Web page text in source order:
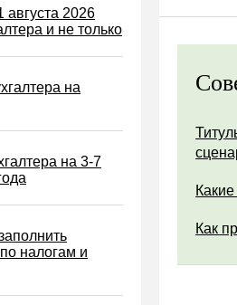
налог
налог
бизнес
налогов
августа 2026
и не только
на
на 3-7
налогам и
Как